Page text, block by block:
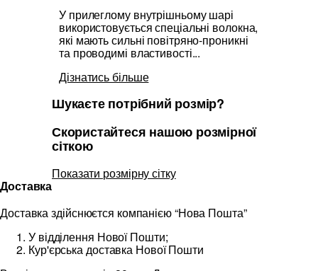
У прилеглому внутрішньому шарі
використовується спеціальні волокна,
які мають сильні повітряно-проникні
та проводимі властивості...
Дізнатись більше
Шукаєте потрібний розмір?
Скористайтеся нашою розмірної
сіткою
Показати розмірну сітку
Доставка
Доставка здійснюєтся компанією “Нова Пошта”
У відділення Нової Пошти;
Кур'єрська доставка Нової Пошти